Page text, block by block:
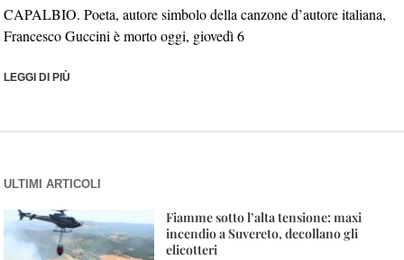
CAPALBIO. Poeta, autore simbolo della canzone d’autore italiana,
Francesco Guccini è morto oggi, giovedì 6
LEGGI DI PIÙ
ULTIMI ARTICOLI
Fiamme sotto l’alta tensione: maxi
incendio a Suvereto, decollano gli
elicotteri